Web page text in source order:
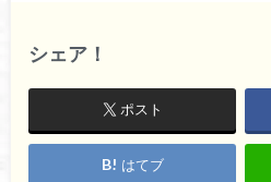
シェア！
ポスト
はてブ